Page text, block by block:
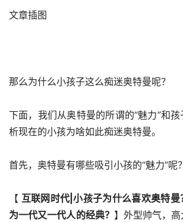
文章插图
那么为什么小孩子这么痴迷奥特曼呢？
下面，我们从奥特曼的所谓的“魅力”和
析现在的小孩为啥如此痴迷奥特曼。
首先，奥特曼有哪些吸引小孩的“魅力”呢？
【 互联网时代|小孩子为什么喜欢奥特
为一代又一代人的经典？ 】外型帅气，